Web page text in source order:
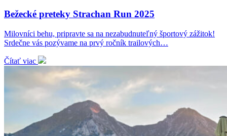
Bežecké preteky Strachan Run 2025
Milovníci behu, pripravte sa na nezabudnuteľný športový zážitok!
Srdečne vás pozývame na prvý ročník trailových…
Čítať viac